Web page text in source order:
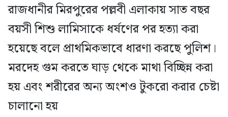
রাজধানীর মিরপুরের পল্লবী এলাকায় সাত বছর
বয়সী শিশু লামিসাকে ধর্ষণের পর হত্যা করা
হয়েছে বলে প্রাথমিকভাবে ধারণা করছে পুলিশ।
মরদেহ গুম করতে ঘাড় থেকে মাথা বিচ্ছিন্ন করা
হয় এবং শরীরের অন্য অংশও টুকরো করার চেষ্টা
চালানো হয়